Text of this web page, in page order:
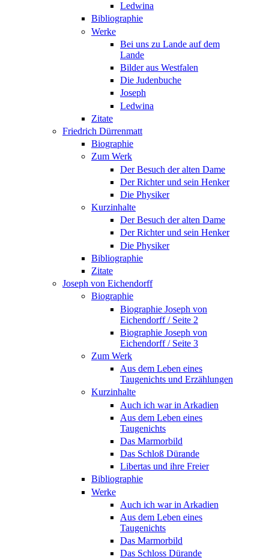
Ledwina
Bibliographie
Werke
Bei uns zu Lande auf dem
Lande
Bilder aus Westfalen
Die Judenbuche
Joseph
Ledwina
Zitate
Friedrich Dürrenmatt
Biographie
Zum Werk
Der Besuch der alten Dame
Der Richter und sein Henker
Die Physiker
Kurzinhalte
Der Besuch der alten Dame
Der Richter und sein Henker
Die Physiker
Bibliographie
Zitate
Joseph von Eichendorff
Biographie
Biographie Joseph von
Eichendorff / Seite 2
Biographie Joseph von
Eichendorff / Seite 3
Zum Werk
Aus dem Leben eines
Taugenichts und Erzählungen
Kurzinhalte
Auch ich war in Arkadien
Aus dem Leben eines
Taugenichts
Das Marmorbild
Das Schloß Dürande
Libertas und ihre Freier
Bibliographie
Werke
Auch ich war in Arkadien
Aus dem Leben eines
Taugenichts
Das Marmorbild
Das Schloss Dürande